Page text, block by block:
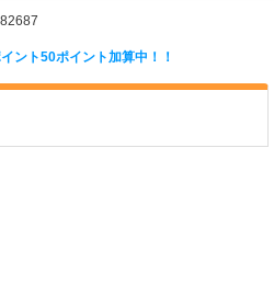
ント50ポイント加算中！！